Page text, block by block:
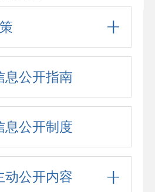
息公开指南
息公开制度
动公开内容